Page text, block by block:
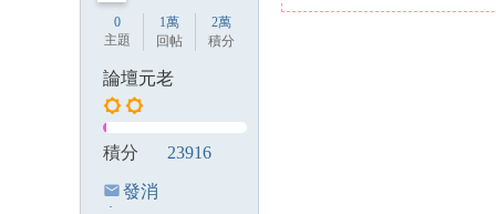
0
主題
1萬
回帖
2萬
積分
論壇元老
積分 23916
發消